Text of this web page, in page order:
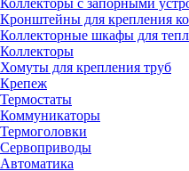
Кронштейны для крепления
Коллекторные шкафы для
Коллекторы
Хомуты для крепления труб
Крепеж
Термостаты
Коммуникаторы
Термоголовки
Сервоприводы
Автоматика